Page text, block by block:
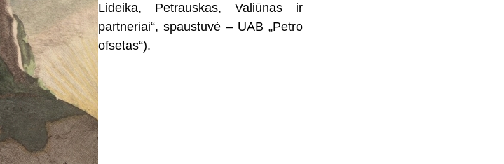
Lideika, Petrauskas, Valiūnas ir
partneriai“, spaustuvė – UAB „Petro
ofsetas“).